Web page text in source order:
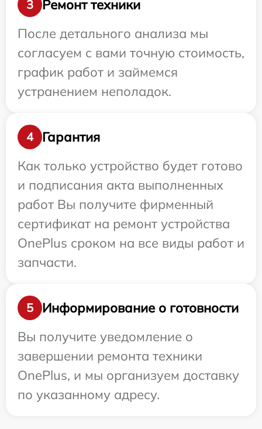
3
Ремонт техники
После детального анализа мы
согласуем с вами точную стоимость,
график работ и займемся
устранением неполадок.
4
Гарантия
Как только устройство будет готово
и подписания акта выполненных
работ Вы получите фирменный
сертификат на ремонт устройства
OnePlus сроком на все виды работ и
запчасти.
5
Информирование о готовности
Вы получите уведомление о
завершении ремонта техники
OnePlus, и мы организуем доставку
по указанному адресу.